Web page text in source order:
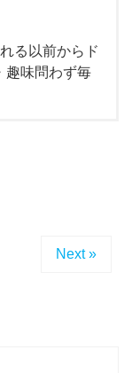
る以前からド
趣味問わず毎
Next »